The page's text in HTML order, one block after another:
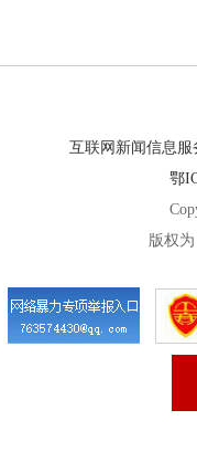
互联网新闻信息服
鄂
版权